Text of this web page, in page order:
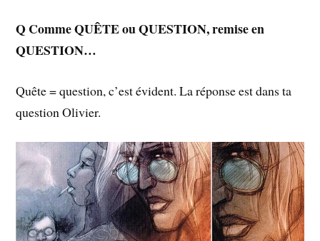
Q Comme QUÊTE ou QUESTION, remise en
QUESTION…
Quête = question, c’est évident. La réponse est dans ta
question Olivier.